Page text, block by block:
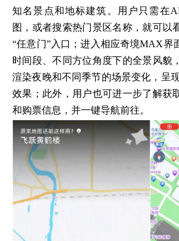
知名景点和地标建筑。用户只需在
图，或者搜索热门景区名称，就可以
“任意门”入口；进入相应奇境MAX界
时间段、不同方位角度下的全景风貌
渲染夜晚和不同季节的场景变化，呈
效果；此外，用户也可进一步了解获
和购票信息，并一键导航前往。